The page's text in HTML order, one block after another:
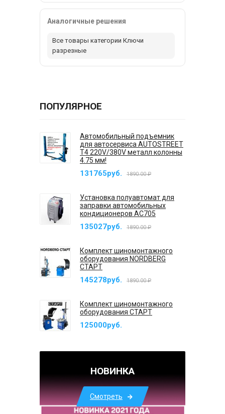
Аналогичные решения
Все товары категории Ключи
разрезные
ПОПУЛЯРНОЕ
Автомобильный подъемник
для автосервиса AUTOSTREET
T4 220V/380V металл колонны
4.75 мм!
131765руб. 1890.00 ₽
Установка полуавтомат для
заправки автомобильных
кондиционеров AC705
135027руб. 1890.00 ₽
Комплект шиномонтажного
оборудования NORDBERG
СТАРТ
145278руб. 1890.00 ₽
Комплект шиномонтажного
оборудования СТАРТ
125000руб.
НОВИНКА
Смотреть